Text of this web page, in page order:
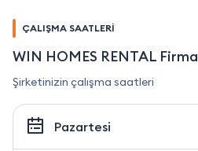
ÇALIŞMA SAATLERİ
WIN HOMES RENTAL Firma
Şirketinizin çalışma saatleri
Pazartesi